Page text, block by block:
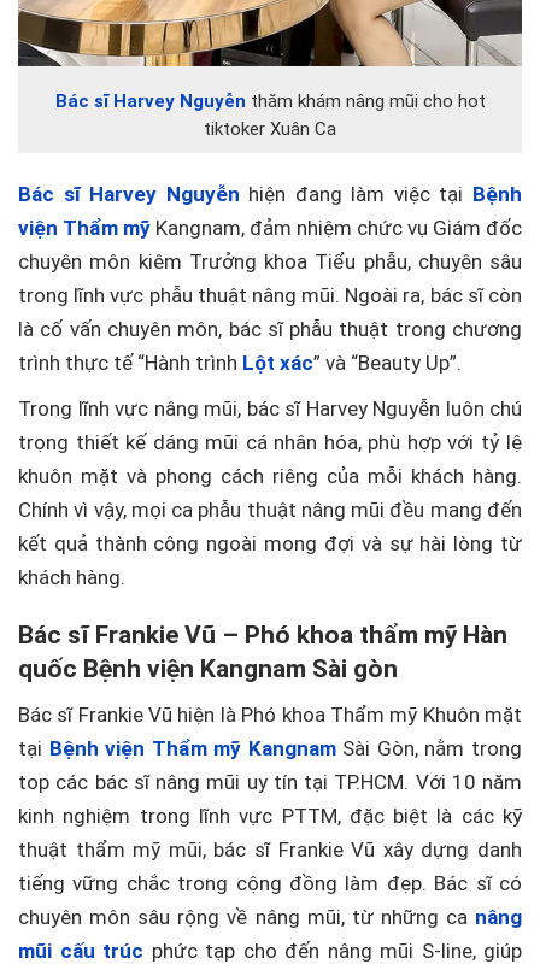
Bác sĩ Harvey Nguyễn thăm khám nâng mũi cho hot
tiktoker Xuân Ca
Bác sĩ Harvey Nguyễn hiện đang làm việc tại Bệnh
viện Thẩm mỹ Kangnam, đảm nhiệm chức vụ Giám đốc
chuyên môn kiêm Trưởng khoa Tiểu phẫu, chuyên sâu
trong lĩnh vực phẫu thuật nâng mũi. Ngoài ra, bác sĩ còn
là cố vấn chuyên môn, bác sĩ phẫu thuật trong chương
trình thực tế “Hành trình Lột xác” và “Beauty Up”.
Trong lĩnh vực nâng mũi, bác sĩ Harvey Nguyễn luôn chú
trọng thiết kế dáng mũi cá nhân hóa, phù hợp với tỷ lệ
khuôn mặt và phong cách riêng của mỗi khách hàng.
Chính vì vậy, mọi ca phẫu thuật nâng mũi đều mang đến
kết quả thành công ngoài mong đợi và sự hài lòng từ
khách hàng.
Bác sĩ Frankie Vũ – Phó khoa thẩm mỹ Hàn
quốc Bệnh viện Kangnam Sài gòn
Bác sĩ Frankie Vũ hiện là Phó khoa Thẩm mỹ Khuôn mặt
tại Bệnh viện Thẩm mỹ KangnamSài Gòn, nằm trong
top các bác sĩ nâng mũi uy tín tại TP.HCM. Với 10 năm
kinh nghiệm trong lĩnh vực PTTM, đặc biệt là các kỹ
thuật thẩm mỹ mũi, bác sĩ Frankie Vũ xây dựng danh
tiếng vững chắc trong cộng đồng làm đẹp. Bác sĩ có
chuyên môn sâu rộng về nâng mũi, từ những ca nâng
mũi cấu trúc phức tạp cho đến nâng mũi S-line, giúp